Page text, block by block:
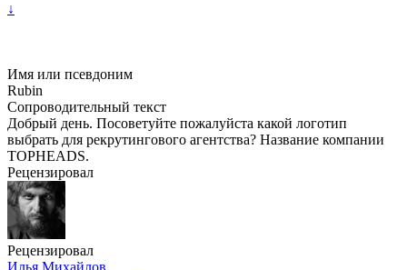
↓
Имя или псевдоним
Rubin
Сопроводительный текст
Добрый день. Посоветуйте пожалуйста какой логотип
выбрать для рекрутингового агентства? Название компании
TOPHEADS.
Рецензировал
Рецензировал
Илья Михайлов